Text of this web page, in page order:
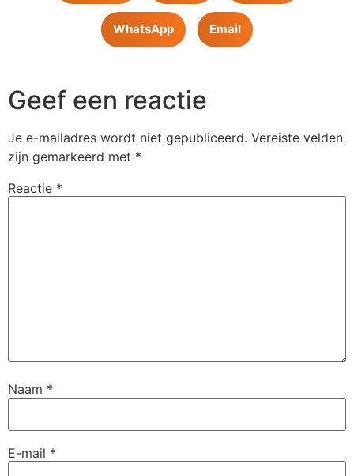
WhatsApp Email
Geef een reactie
Je e-mailadres wordt niet gepubliceerd. Vereiste velden
zijn gemarkeerd met *
Reactie *
Naam *
E-mail *